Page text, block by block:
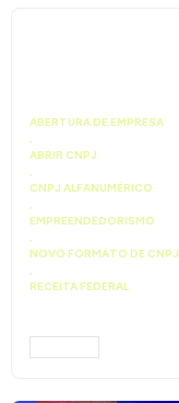
ABERTURA DE EMPRESA
,
ABRIR CNPJ
,
CNPJ ALFANUMÉRICO
,
EMPREENDEDORISMO
,
NOVO FORMATO DE CNPJ
,
RECEITA FEDERAL